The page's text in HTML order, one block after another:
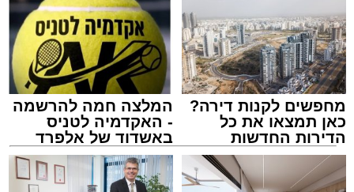
לאחר ייצוב מצבו הראשוני, הוא פונה באמבולנס
לבית חולים להמשך קבלת טיפול רפואי כשמצבו
מוגדר יציב.
מעוניינים להגיב? לדווח ? צרו איתנו קשר במייל -
ASHDODS@ISNET.CO.IL
צילום: דוברות איחוד הצלה
מחפשים לקנות דירה?
כאן תמצאו את כל
הדירות החדשות
למכירה באשדוד >>>
המלצה חמה להרשמה
- האקדמיה לטניס
באשדוד של אלפרד
קריאולנסקי - לילדים